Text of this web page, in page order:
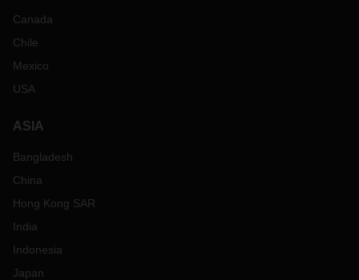
Canada
Chile
Mexico
USA
ASIA
Bangladesh
China
Hong Kong SAR
India
Indonesia
Japan